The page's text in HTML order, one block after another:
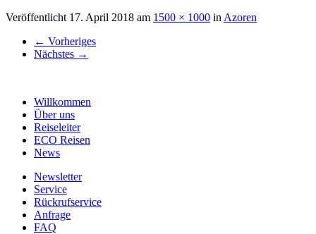
Veröffentlicht 17. April 2018 am 1500 × 1000 in Azoren
← Vorheriges
Nächstes →
Willkommen
Über uns
Reiseleiter
ECO Reisen
News
Newsletter
Service
Rückrufservice
Anfrage
FAQ